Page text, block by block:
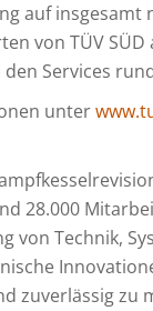
auf insgesamt
von TÜV
den Services
unter
28.000
von Technik,
zuverlässig zu